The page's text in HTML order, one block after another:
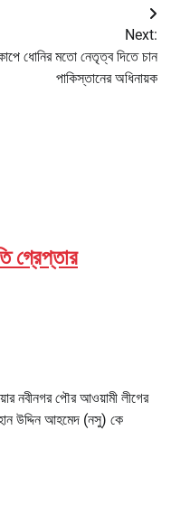
Next:
ধোনির মতো নেতৃত্ব দিতে চান
পাকিস্তানের অধিনায়ক
গ্রেপ্তার
নবীনগর পৌর আওয়ামী লীগের
উদ্দিন আহমেদ (নসু) কে